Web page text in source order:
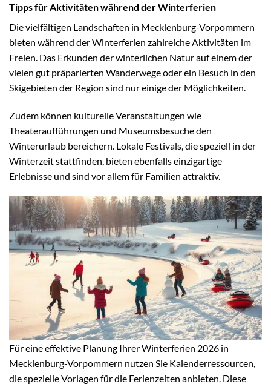
Tipps für Aktivitäten während der Winterferien
Die vielfältigen Landschaften in Mecklenburg-Vorpommern
bieten während der Winterferien zahlreiche Aktivitäten im
Freien. Das Erkunden der winterlichen Natur auf einem der
vielen gut präparierten Wanderwege oder ein Besuch in den
Skigebieten der Region sind nur einige der Möglichkeiten.
Zudem können kulturelle Veranstaltungen wie
Theateraufführungen und Museumsbesuche den
Winterurlaub bereichern. Lokale Festivals, die speziell in der
Winterzeit stattfinden, bieten ebenfalls einzigartige
Erlebnisse und sind vor allem für Familien attraktiv.
Für eine effektive Planung Ihrer Winterferien 2026 in
Mecklenburg-Vorpommern nutzen Sie Kalenderressourcen,
die spezielle Vorlagen für die Ferienzeiten anbieten. Diese